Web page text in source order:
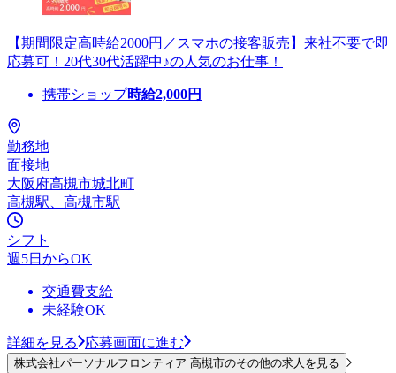
【期間限定高時給2000円／スマホの接客販売】来社不要で即
応募可！20代30代活躍中♪の人気のお仕事！
携帯ショップ時給2,000円
勤務地
面接地
大阪府高槻市城北町
高槻駅、高槻市駅
シフト
週5日からOK
交通費支給
未経験OK
詳細を見る 応募画面に進む
株式会社パーソナルフロンティア 高槻市のその他の求人を見る